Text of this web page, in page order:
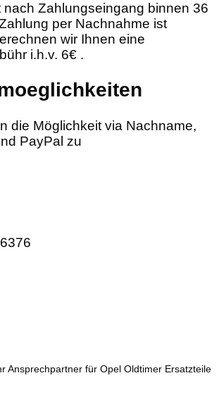
nach Zahlungseingang binnen 36
per Nachnahme ist
wir Ihnen eine
i.h.v. 6€ .
die Möglichkeit via Nachname,
PayPal zu
Ansprechpartner für Opel Oldtimer Ersatzteile